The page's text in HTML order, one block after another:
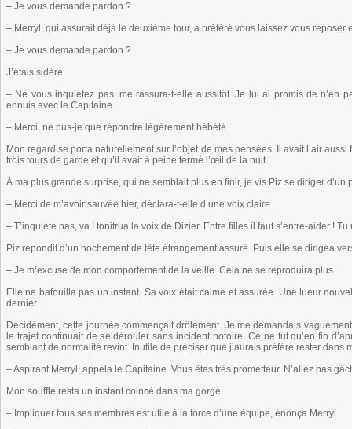
– Je vous demande pardon ?
– Merryl, qui assurait déjà le deuxième tour, a préféré vous laissez vous reposer
– Je vous demande pardon ?
J’étais sidéré.
– Ne vous inquiétez pas, me rassura-t-elle aussitôt. Je lui ai promis de n’en
ennuis avec le Capitaine.
– Merci, ne pus-je que répondre légèrement hébété.
Mon regard se porta naturellement sur l’objet de mes pensées. Il avait l’air
trois tours de garde et qu’il avait à peine fermé l’œil de la nuit.
À ma plus grande surprise, qui ne semblait plus en finir, je vis Piz se diriger d’un
– Merci de m’avoir sauvée hier, déclara-t-elle d’une voix claire.
– T’inquiète pas, va ! tonitrua la voix de Dizier. Entre filles il faut s’entre-aider !
Piz répondit d’un hochement de tête étrangement assuré. Puis elle se dirigea
– Je m’excuse de mon comportement de la veille. Cela ne se reproduira plus.
Elle ne bafouilla pas un instant. Sa voix était calme et assurée. Une lueur
dernier.
Décidément, cette journée commençait drôlement. Je me demandais
le trajet continuait de se dérouler sans incident notoire. Ce ne fut qu’en fin
semblant de normalité revint. Inutile de préciser que j’aurais préféré rester dans
– Aspirant Merryl, appela le Capitaine. Vous êtes très prometteur. N’allez pas
Mon souffle resta un instant coincé dans ma gorge.
– Impliquer tous ses membres est utile à la force d’une équipe, énonça Merryl.